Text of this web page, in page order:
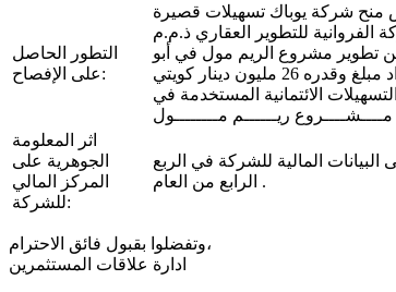
التطور الحاصل
على الإفصاح:
منح شركة يوباك تسهيلات قصيرة
الفروانية للتطوير العقاري ذ.م.م
تطوير مشروع الريم مول في أبو
ظبي، تفيد أجيليتي أنه تم استرداد مبلغ وقدره 26 مليون دينار كويتي
الائتمانية المستخدمة في
اثر المعلومة
الجوهرية على
المركز المالي
للشركة:
المالية للشركة في الربع
الرابع من العام .
وتفضلوا بقبول فائق الاحترام،
ادارة علاقات المستثمرين